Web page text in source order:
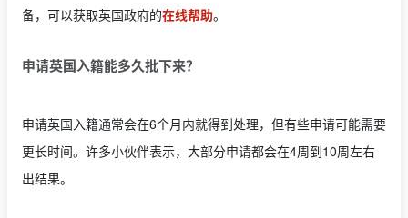
备，可以获取英国政府的在线帮助。
申请英国入籍能多久批下来？
申请英国入籍通常会在6个月内就得到处理，但有些申请可能需要
更长时间。许多小伙伴表示，大部分申请都会在4周到10周左右
出结果。